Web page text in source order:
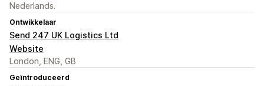
Nederlands.
Ontwikkelaar
Send 247 UK Logistics Ltd
Website
London, ENG, GB
Geïntroduceerd